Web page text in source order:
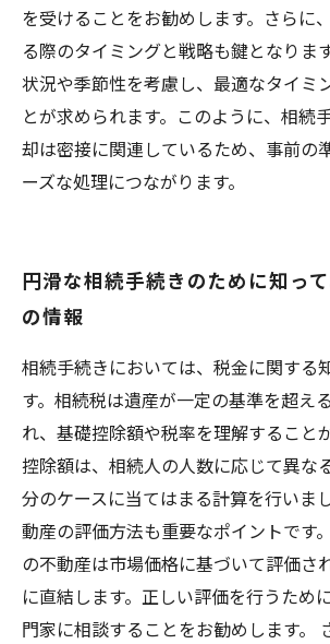
を受けることをお勧めします。さらに
る際のタイミングと戦略も鍵となりま
状況や季節性を考慮し、最適なタイミ
とが求められます。このように、相続
却は密接に関連しているため、事前の
ーズな処理につながります。
円滑な相続手続きのために知っ
の情報
相続手続きにおいては、税金に関する
す。相続税は遺産が一定の基準を超え
れ、基礎控除額や税率を理解すること
控除額は、相続人の人数に応じて異な
分のケースに当てはまる計算を行いま
動産の評価方法も重要なポイントです
の不動産は市場価格に基づいて評価さ
に直結します。正しい評価を行うため
門家に相談することをお勧めします。